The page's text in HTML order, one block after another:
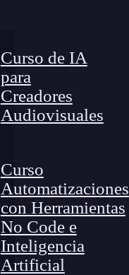
Curso de IA
para
Creadores
Audiovisuales
Curso
Automatizaciones
con Herramientas
No Code e
Inteligencia
Artificial